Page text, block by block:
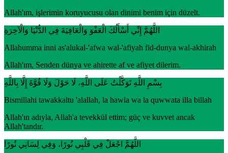
Allah'ım, işlerimin koruyucusu olan dinimi benim için düzelt.
اللَّهُمَّ إِنِّي أَسْأَلُكَ الْعَفْوَ وَالْعَافِيَةَ فِي الدُّنْيَا وَالْآخِرَةِ
Allahumma inni as'alukal-'afwa wal-'afiyah fid-dunya wal-akhirah
Allah'ım, Senden dünya ve ahirette af ve afiyet dilerim.
بِسْمِ اللَّهِ تَوَكَّلْتُ عَلَى اللَّهِ، لَا حَوْلَ وَلَا قُوَّةَ إِلَّا بِاللَّهِ
Bismillahi tawakkaltu 'alallah, la hawla wa la quwwata illa billah
Allah'ın adıyla, Allah'a tevekkül ettim; güç ve kuvvet ancak
Allah'tandır.
اللَّهُمَّ اجْعَلْ فِي قَلْبِي نُورًا، وَفِي لِسَانِي نُورًا